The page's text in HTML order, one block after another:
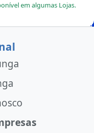
em algumas Lojas.